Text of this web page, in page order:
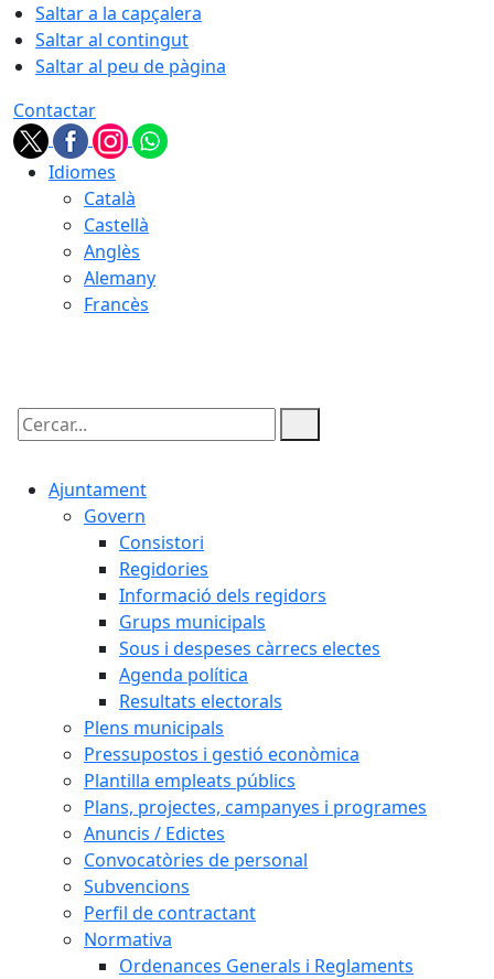
Saltar a la capçalera
Saltar al contingut
Saltar al peu de pàgina
Contactar
Idiomes
Català
Castellà
Anglès
Alemany
Francès
Cercar:
Ajuntament
Govern
Consistori
Regidories
Informació dels regidors
Grups municipals
Sous i despeses càrrecs electes
Agenda política
Resultats electorals
Plens municipals
Pressupostos i gestió econòmica
Plantilla empleats públics
Plans, projectes, campanyes i programes
Anuncis / Edictes
Convocatòries de personal
Subvencions
Perfil de contractant
Normativa
Ordenances Generals i Reglaments